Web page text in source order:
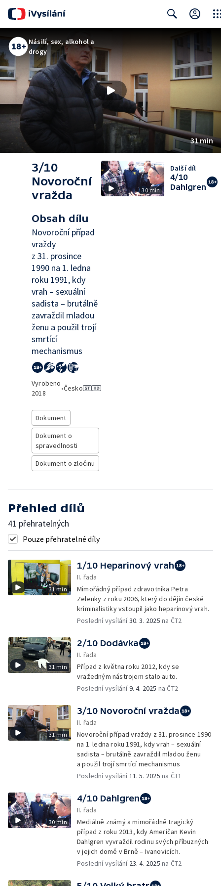
Násilí, sex, alkohol a
drogy
31 min
3/10
Novoroční
vražda
Obsah dílu
Novoroční případ
vraždy
z 31. prosince
1990 na 1. ledna
roku 1991, kdy
vrah – sexuální
sadista – brutálně
zavraždil mladou
ženu a použil trojí
smrtící
mechanismus
Vyrobeno
2018
•Česko
Dokument
Dokument o
spravedlnosti
Dokument o zločinu
30 min
Další díl
4/10
Dahlgren
Přehled dílů
41 přehratelných
Pouze přehratelné díly
31 min
1/10 Heparinový vrah
II. řada
Mimořádný případ zdravotníka Petra
Zelenky z roku 2006, který do dějin české
kriminalistiky vstoupil jako heparinový vrah.
Poslední vysílání30. 3. 2025 na ČT2
31 min
2/10 Dodávka
II. řada
Případ z května roku 2012, kdy se
vražedným nástrojem stalo auto.
Poslední vysílání9. 4. 2025 na ČT2
31 min
3/10 Novoroční vražda
II. řada
Novoroční případ vraždy z 31. prosince 1990
na 1. ledna roku 1991, kdy vrah – sexuální
sadista – brutálně zavraždil mladou ženu
a použil trojí smrtící mechanismus
Poslední vysílání11. 5. 2025 na ČT1
30 min
4/10 Dahlgren
II. řada
Mediálně známý a mimořádně tragický
případ z roku 2013, kdy Američan Kevin
Dahlgren vyvraždil rodinu svých příbuzných
v jejich domě v Brně – Ivanovicích.
Poslední vysílání 23. 4. 2025 na ČT2